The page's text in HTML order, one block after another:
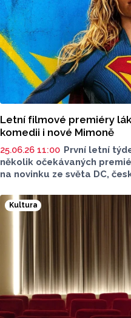
Letní filmové premiéry
komedii i nové Mimoně
25.06.26 11:00 První letní
několik očekávaných
na novinku ze světa DC,
Filmové tipy pro
Kreuziger z multiplexu
Kultura